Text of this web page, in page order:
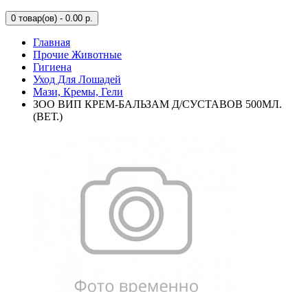
0 товар(ов) - 0.00 р.
Главная
Прочие Животные
Гигиена
Уход Для Лошадей
Мази, Кремы, Гели
ЗОО ВИП КРЕМ-БАЛЬЗАМ Д/СУСТАВОВ 500МЛ.
(ВЕТ.)